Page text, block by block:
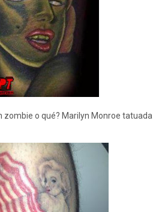
zombie o qué? Marilyn Monroe tatuada